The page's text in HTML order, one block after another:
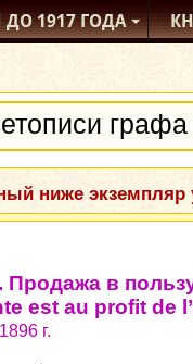
ДО 1917ГОДА
ниже экземпляр
в
est au profit de
г.